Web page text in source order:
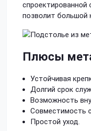
спроектированной
позволит большой
Плюсы
Устойчивая
Долгий срок
Возможность
Совместимость
Простой уход.